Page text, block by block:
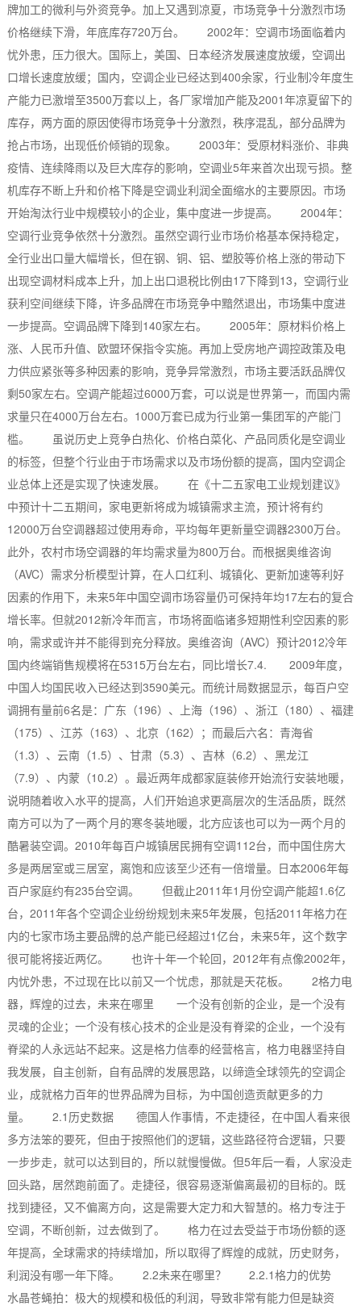
牌加工的微利与外资竞争。加上又遇到凉夏，市场竞争十分激烈市场
价格继续下滑，年底库存720万台。 2002年：空调市场面临着内
忧外患，压力很大。国际上，美国、日本经济发展速度放缓，空调出
口增长速度放缓；国内，空调企业已经达到400余家，行业制冷年度生
产能力已激增至3500万套以上，各厂家增加产能及2001年凉夏留下的
库存，两方面的原因使得市场竞争十分激烈，秩序混乱，部分品牌为
抢占市场，出现低价倾销的现象。 2003年：受原材料涨价、非典
疫情、连续降雨以及巨大库存的影响，空调业5年来首次出现亏损。整
机库存不断上升和价格下降是空调业利润全面缩水的主要原因。市场
开始淘汰行业中规模较小的企业，集中度进一步提高。 2004年：
空调行业竞争依然十分激烈。虽然空调行业市场价格基本保持稳定，
全行业出口量大幅增长，但在钢、铜、铝、塑胶等价格上涨的带动下
出现空调材料成本上升，加上出口退税比例由17下降到13，空调行业
获利空间继续下降，许多品牌在市场竞争中黯然退出，市场集中度进
一步提高。空调品牌下降到140家左右。 2005年：原材料价格上
涨、人民币升值、欧盟环保指令实施。再加上受房地产调控政策及电
力供应紧张等多种因素的影响，竞争异常激烈，市场主要活跃品牌仅
剩50家左右。空调产能超过6000万套，可以说是世界第一，而国内需
求量只在4000万台左右。1000万套已成为行业第一集团军的产能门
槛。 虽说历史上竞争白热化、价格白菜化、产品同质化是空调业
的标签，但整个行业由于市场需求以及市场份额的提高，国内空调企
业总体上还是实现了快速发展。 在《十二五家电工业规划建议》
中预计十二五期间，家电更新将成为城镇需求主流，预计将有约
12000万台空调器超过使用寿命，平均每年更新量空调器2300万台。
此外，农村市场空调器的年均需求量为800万台。而根据奥维咨询
（AVC）需求分析模型计算，在人口红利、城镇化、更新加速等利好
因素的作用下，未来5年中国空调市场容量仍可保持年均17左右的复合
增长率。但就2012新冷年而言，市场将面临诸多短期性利空因素的影
响，需求或许并不能得到充分释放。奥维咨询（AVC）预计2012冷年
国内终端销售规模将在5315万台左右，同比增长7.4. 2009年度，
中国人均国民收入已经达到3590美元。而统计局数据显示，每百户空
调拥有量前6名是：广东（196）、上海（196）、浙江（180）、福建
（175）、江苏（163）、北京（162）；而最后六名：青海省
（1.3）、云南（1.5）、甘肃（5.3）、吉林（6.2）、黑龙江
（7.9）、内蒙（10.2）。最近两年成都家庭装修开始流行安装地暖，
说明随着收入水平的提高，人们开始追求更高层次的生活品质，既然
南方可以为了一两个月的寒冬装地暖，北方应该也可以为一两个月的
酷暑装空调。2010年每百户城镇居民拥有空调112台，而中国住房大
多是两居室或三居室，离饱和应该至少还有一倍增量。日本2006年每
百户家庭约有235台空调。 但截止2011年1月份空调产能超1.6亿
台，2011年各个空调企业纷纷规划未来5年发展，包括2011年格力在
内的七家市场主要品牌的总产能已经超过1亿台，未来5年，这个数字
很可能将接近两亿。 也许十年一个轮回，2012年有点像2002年，
内忧外患，不过现在比以前又一个忧虑，那就是天花板。 2格力电
器，辉煌的过去，未来在哪里 一个没有创新的企业，是一个没有
灵魂的企业；一个没有核心技术的企业是没有脊梁的企业，一个没有
脊梁的人永远站不起来。这是格力信奉的经营格言，格力电器坚持自
我发展，自主创新，自有品牌的发展思路，以缔造全球领先的空调企
业，成就格力百年的世界品牌为目标，为中国创造贡献更多的力
量。 2.1历史数据 德国人作事情，不走捷径，在中国人看来很
多方法笨的要死，但由于按照他们的逻辑，这些路径符合逻辑，只要
一步步走，就可以达到目的，所以就慢慢做。但5年后一看，人家没走
回头路，居然跑前面了。走捷径，很容易逐渐偏离最初的目标的。既
找到捷径，又不偏离方向，这是需要大定力和大智慧的。格力专注于
空调，不断创新，过去做到了。 格力在过去受益于市场份额的逐
年提高，全球需求的持续增加，所以取得了辉煌的成就，历史财务，
利润没有哪一年下降。 2.2未来在哪里？ 2.2.1格力的优势
水晶苍蝇拍：极大的规模和极低的利润，导致非常有能力但是缺资